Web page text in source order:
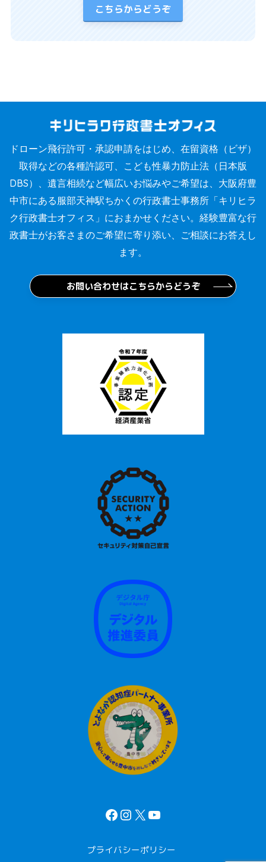
こちらからどうぞ
ドローン飛行許可・承認申請をはじめ、在留資格（ビザ）
取得などの各種許認可、こども性暴力防止法（日本版
DBS）、遺言相続など幅広いお悩みやご希望は、大阪府豊
中市にある服部天神駅ちかくの行政書士事務所「キリヒラ
ク行政書士オフィス」におまかせください。経験豊富な行
政書士がお客さまのご希望に寄り添い、ご相談にお答えし
ます。
お問い合わせはこちらからどうぞ
プライバシーポリシー